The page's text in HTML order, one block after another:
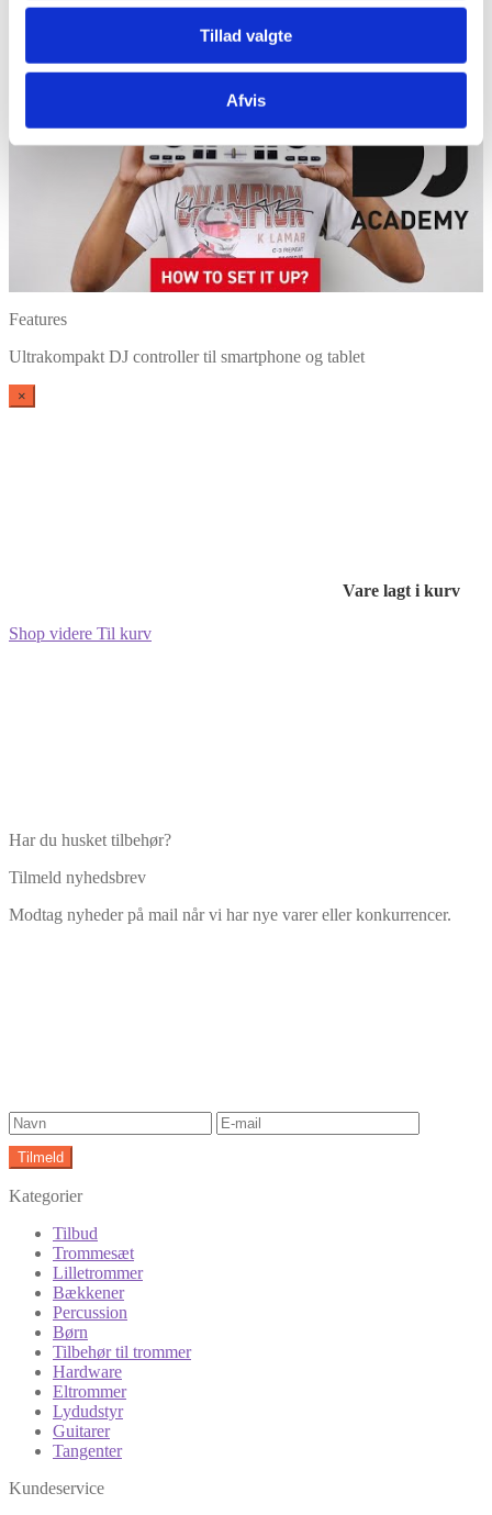
Tillad valgte
Afvis
Features
Ultrakompakt DJ controller til smartphone og tablet
×
Vare lagt i kurv
Shop videre Til kurv
Har du husket tilbehør?
Tilmeld nyhedsbrev
Modtag nyheder på mail når vi har nye varer eller konkurrencer.
Kategorier
Tilbud
Trommesæt
Lilletrommer
Bækkener
Percussion
Børn
Tilbehør til trommer
Hardware
Eltrommer
Lydudstyr
Guitarer
Tangenter
Kundeservice